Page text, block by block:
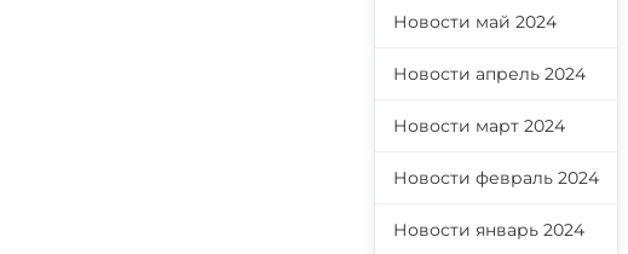
Новости май 2024
Новости апрель 2024
Новости март 2024
Новости февраль 2024
Новости январь 2024